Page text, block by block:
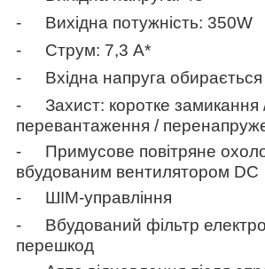
-
Вихідна потужність: 350W
-
Струм: 7,3 А*
-
Вхідна напруга
-
Захист: коротке замикання
перевантаження /
-
Примусове повітряне
вбудованим вентилятором DC
-
ШІМ-управління
-
Вбудований фільтр
перешкод